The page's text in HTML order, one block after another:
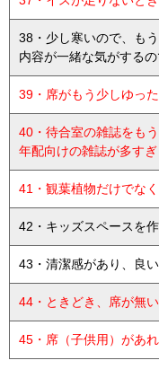
38・少し寒いので、も
内容が一緒な気がする
39・席がもう少しゆっ
40・待合室の雑誌をも
年配向けの雑誌が多すぎ
41・観葉植物だけでな
42・キッズスペースを作
43・清潔感があり、良い
44・ときどき、席が無い
45・席（子供用）があ